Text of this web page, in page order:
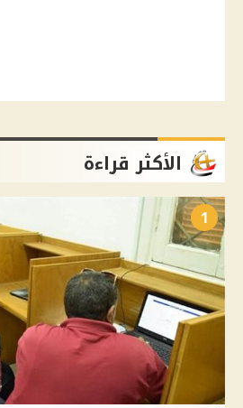
الأكثر قراءة
1